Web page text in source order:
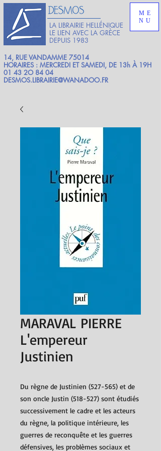
LA LIBRAIRIE HELLÉNIQUE
LE LIEN AVEC LA GRÈCE
DEPUIS 1983
ME
NU
14, RUE VANDAMME 75014
HORAIRES : MERCREDI ET SAMEDI, DE 13h À 19H
01 43 2O 84 04
DESMOS.LIBRAIRIE@WANADOO.FR
MARAVAL PIERRE
L'empereur
Justinien
Du règne de Justinien (527-565) et de
son oncle Justin (518-527) sont étudiés
successivement le cadre et les acteurs
du règne, la politique intérieure, les
guerres de reconquête et les guerres
défensives, les problèmes sociaux et